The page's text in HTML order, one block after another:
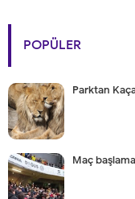
POPÜLER
Parktan
Maç